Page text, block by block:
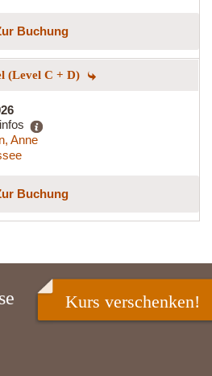
Buchung
(Level C + D)
Anne
Buchung
Kurs verschenken!